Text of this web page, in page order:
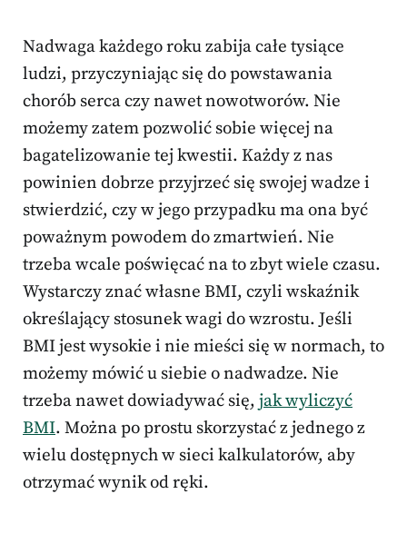
Nadwaga każdego roku zabija całe tysiące
ludzi, przyczyniając się do powstawania
chorób serca czy nawet nowotworów. Nie
możemy zatem pozwolić sobie więcej na
bagatelizowanie tej kwestii. Każdy z nas
powinien dobrze przyjrzeć się swojej wadze i
stwierdzić, czy w jego przypadku ma ona być
poważnym powodem do zmartwień. Nie
trzeba wcale poświęcać na to zbyt wiele czasu.
Wystarczy znać własne BMI, czyli wskaźnik
określający stosunek wagi do wzrostu. Jeśli
BMI jest wysokie i nie mieści się w normach, to
możemy mówić u siebie o nadwadze. Nie
trzeba nawet dowiadywać się, jak wyliczyć
BMI. Można po prostu skorzystać z jednego z
wielu dostępnych w sieci kalkulatorów, aby
otrzymać wynik od ręki.